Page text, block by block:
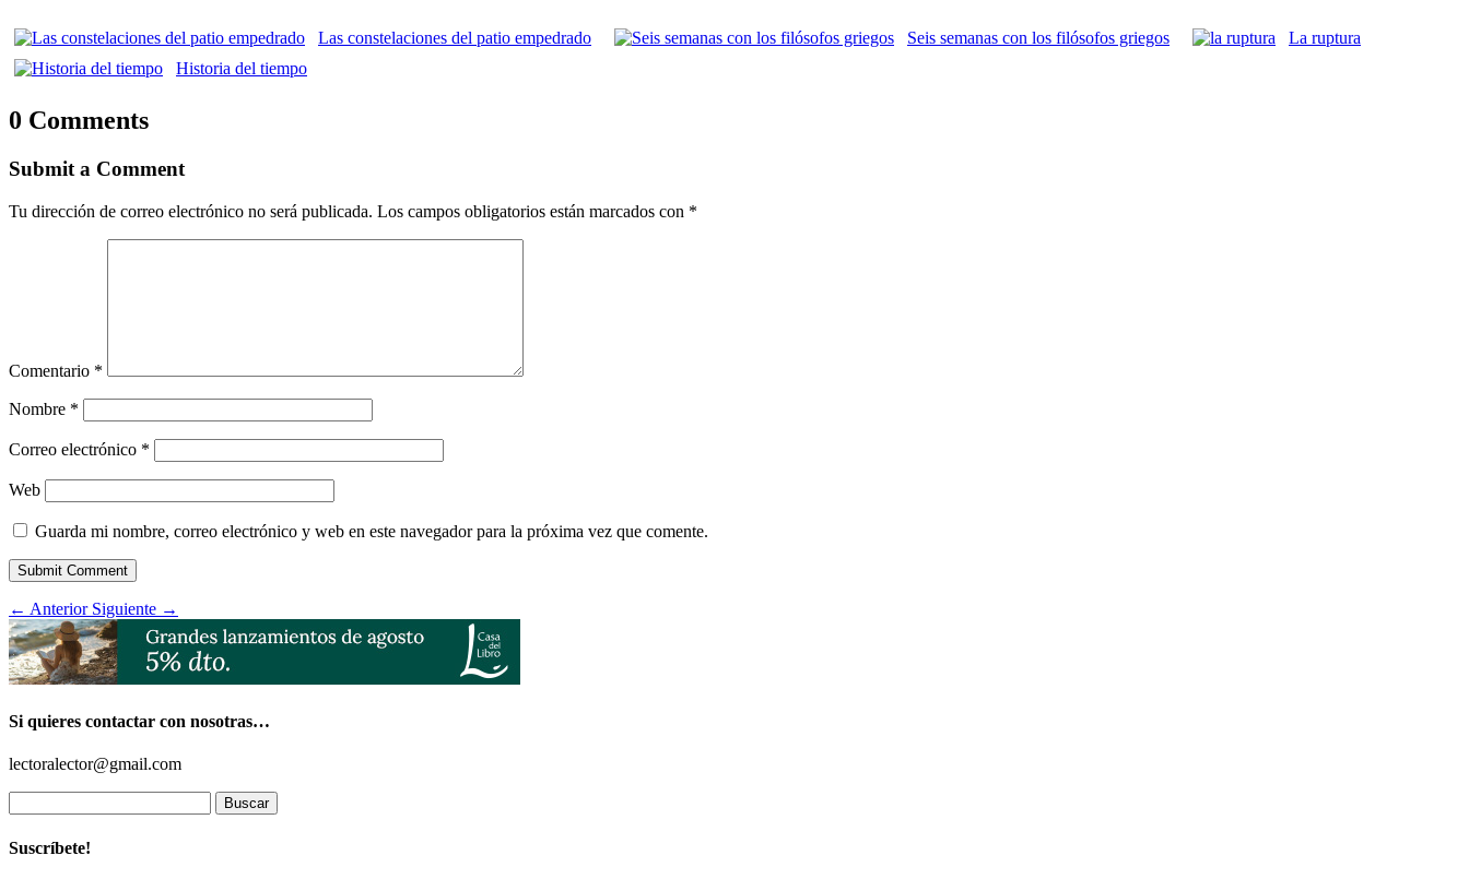
Las constelaciones del patio empedrado Seis semanas con los filósofos griegos
La ruptura
Historia del tiempo
0 Comments
Submit a Comment
Tu dirección de correo electrónico no será publicada. Los campos obligatorios están marcados con *
Comentario *
Nombre *
Correo electrónico *
Web
Guarda mi nombre, correo electrónico y web en este navegador para la próxima vez que comente.
Submit Comment
← Anterior Siguiente →
Si quieres contactar con nosotras…
lectoralector@gmail.com
Suscríbete!